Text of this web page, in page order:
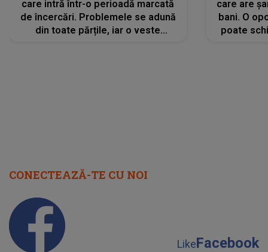
care intră într-o perioadă marcată
de încercări. Problemele se adună
din toate părțile, iar o veste
care are
bani. O
poate
CONECTEAZĂ-TE CU NOI
LikeFacebook